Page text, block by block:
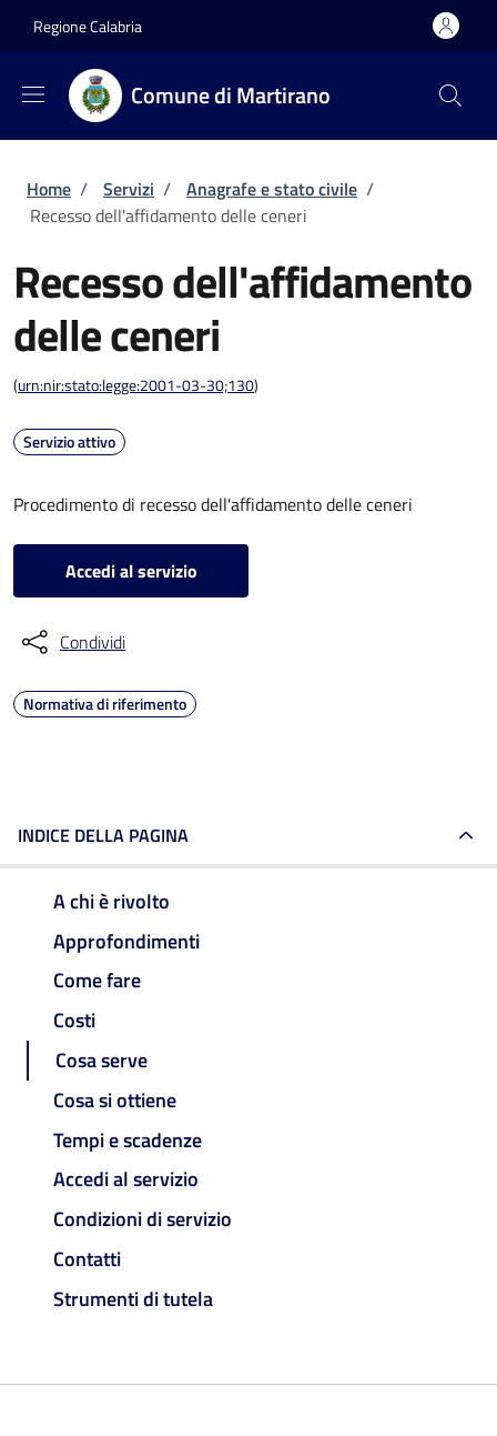
Regione Calabria
Comune di Martirano
Briciole di pane
Home / Servizi / Anagrafe e stato civile /
Recesso dell'affidamento delle ceneri
Recesso dell'affidamento
delle ceneri
(urn:nir:stato:legge:2001-03-30;130)
Servizio attivo
Procedimento di recesso dell'affidamento delle ceneri
Accedi al servizio
Condividi
Normativa di riferimento
INDICE DELLA PAGINA
A chi è rivolto
Approfondimenti
Come fare
Costi
Cosa serve
Cosa si ottiene
Tempi e scadenze
Accedi al servizio
Condizioni di servizio
Contatti
Strumenti di tutela